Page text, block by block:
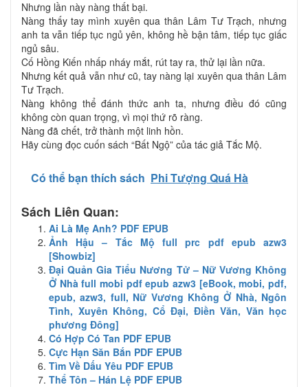
Nhưng lần này nàng thất bại.
Nàng thấy tay mình xuyên qua thân Lâm Tư Trạch, nhưng
anh ta vẫn tiếp tục ngủ yên, không hề bận tâm, tiếp tục giấc
ngủ sâu.
Cố Hồng Kiến nhấp nháy mắt, rút tay ra, thử lại lần nữa.
Nhưng kết quả vẫn như cũ, tay nàng lại xuyên qua thân Lâm
Tư Trạch.
Nàng không thể đánh thức anh ta, nhưng điều đó cũng
không còn quan trọng, vì mọi thứ rõ ràng.
Nàng đã chết, trở thành một linh hồn.
Hãy cùng đọc cuốn sách “Bất Ngộ” của tác giả Tắc Mộ.
Có thể bạn thích sách Phi Tượng Quá Hà
Sách Liên Quan:
Ai Là Mẹ Anh? PDF EPUB
Ảnh Hậu – Tắc Mộ full prc pdf epub azw3
[Showbiz]
Đại Quản Gia Tiểu Nương Tử – Nữ Vương Không
Ở Nhà full mobi pdf epub azw3 [eBook, mobi, pdf,
epub, azw3, full, Nữ Vương Không Ở Nhà, Ngôn
Tình, Xuyên Không, Cổ Đại, Điền Văn, Văn học
phương Đông]
Có Hợp Có Tan PDF EPUB
Cực Hạn Săn Bắn PDF EPUB
Tìm Về Dấu Yêu PDF EPUB
Thể Tôn – Hán Lệ PDF EPUB